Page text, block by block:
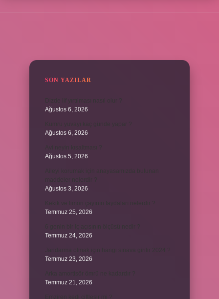
SON YAZILAR
Ağustos 6, 2026
Ağustos 6, 2026
Ağustos 5, 2026
Ağustos 3, 2026
Temmuz 25, 2026
Temmuz 24, 2026
Temmuz 23, 2026
Temmuz 21, 2026